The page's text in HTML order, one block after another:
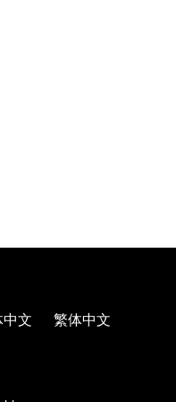
中文 繁体中文